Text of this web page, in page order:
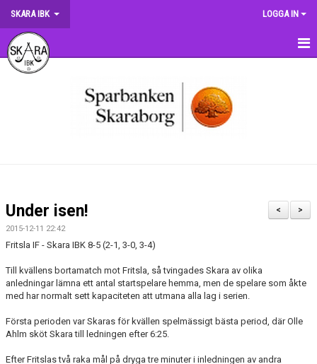
SKARA IBK LOGGA IN
HEM
KRONMATCHEN
MATCHVÄRDSKAP
>
<
Under isen!
2015-12-11 22:42
Fritsla IF - Skara IBK 8-5 (2-1, 3-0, 3-4)
Till kvällens bortamatch mot Fritsla, så tvingades Skara av olika
anledningar lämna ett antal startspelare hemma, men de spelare som åkte
med har normalt sett kapaciteten att utmana alla lag i serien.
Första perioden var Skaras för kvällen spelmässigt bästa period, där Olle
Ahlm sköt Skara till ledningen efter 6:25.
Efter Fritslas två raka mål på dryga tre minuter i inledningen av andra